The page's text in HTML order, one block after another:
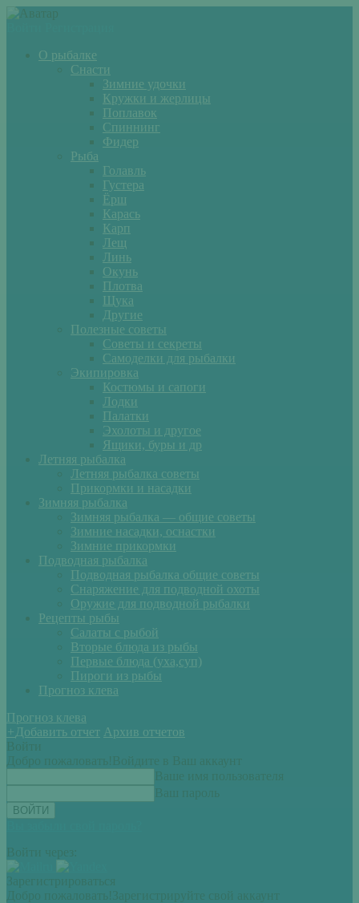
О рыбалке
Снасти
Зимние удочки
Кружки и жерлицы
Поплавок
Спиннинг
Фидер
Рыба
Голавль
Густера
Ёрш
Карась
Карп
Лещ
Линь
Окунь
Плотва
Щука
Другие
Полезные советы
Советы и секреты
Самоделки для рыбалки
Экипировка
Костюмы и сапоги
Лодки
Палатки
Эхолоты и другое
Ящики, буры и др
Летняя рыбалка
Летняя рыбалка советы
Прикормки и насадки
Зимняя рыбалка
Зимняя рыбалка — общие советы
Зимние насадки, оснастки
Зимние прикормки
Подводная рыбалка
Подводная рыбалка общие советы
Снаряжение для подводной охоты
Оружие для подводной рыбалки
Рецепты рыбы
Салаты с рыбой
Вторые блюда из рыбы
Первые блюда (уха,суп)
Пироги из рыбы
Прогноз клева
Прогноз клева
+ Добавить отчет Архив отчетов
Войти
Добро пожаловать! Войдите в Ваш аккаунт
Ваше имя пользователя
Ваш пароль
Войти через:
Зарегистрироваться
Добро пожаловать! Зарегистрируйте свой аккаунт